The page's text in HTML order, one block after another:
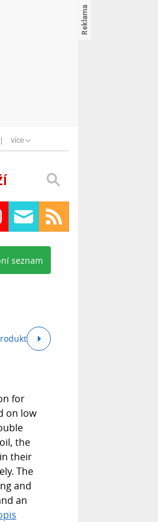
více
seznam
for
on low
the
their
The
and
an